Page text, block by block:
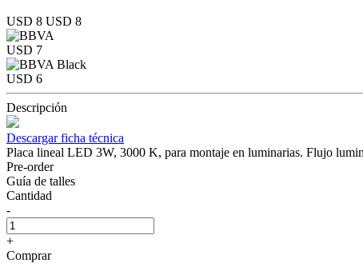
USD 8 USD 8
USD 7
USD 6
Descripción
Descargar ficha técnica
Placa lineal LED 3W, 3000 K, para montaje en luminarias. Flujo
Pre-order
Guía de talles
Cantidad
-
+
Comprar